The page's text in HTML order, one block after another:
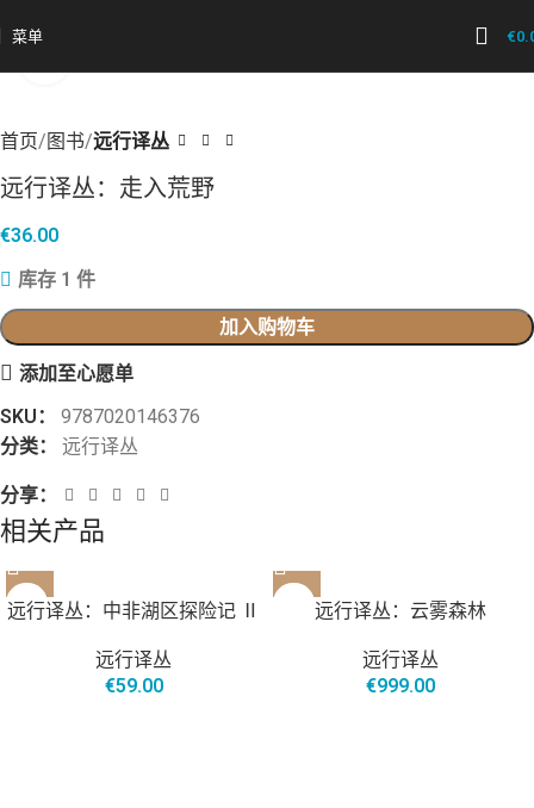
菜单 €
首页 图书 远行译丛
远行译丛：走入荒野
€36.00
库存 1 件
加入购物车
添加至心愿单
SKU： 9787020146376
分类：
远行译丛
分享：
相关产品
远行译丛：中非湖区探险记 Ⅱ
远行译丛
€59.00
远行译丛：云雾森林
远行译丛
€999.00